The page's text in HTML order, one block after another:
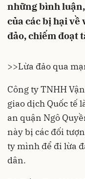
những bình
của các bị hại về
đảo, chiếm đoạt
>>Lừa đảo qua
Công ty TNHH
giao dịch Quốc tế
an quận Ngô
này bị các đối
ty mình để đi lừa
dân.